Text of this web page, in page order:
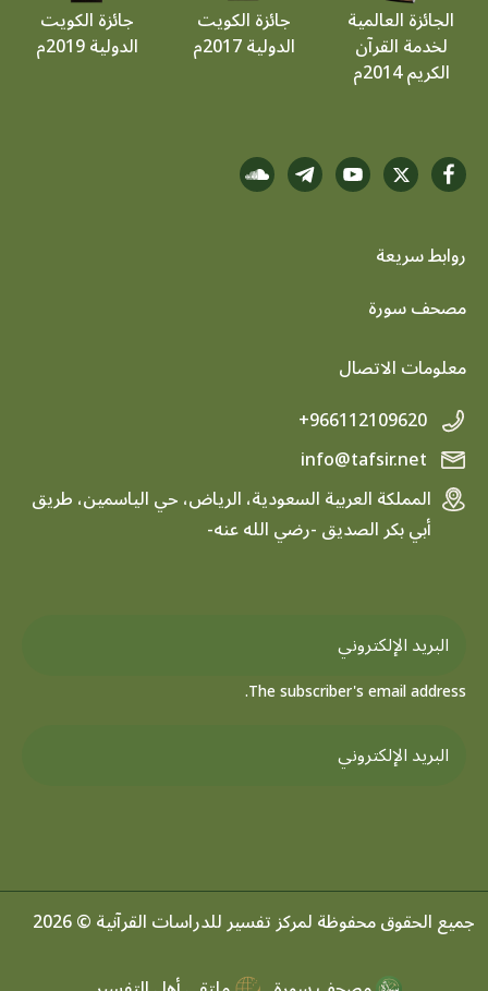
الجائزة العالمية
لخدمة القرآن
الكريم 2014م
جائزة الكويت
الدولية 2017م
جائزة الكويت
الدولية 2019م
روابط سريعة
footer menu
مصحف سورة
معلومات الاتصال
+966112109620
المملكة العربية السعودية، الرياض، حي الياسمين، طريق
أبي بكر الصديق -رضي الله عنه-
The subscriber's email address.
جميع الحقوق محفوظة لمركز تفسير للدراسات القرآنية © 2026